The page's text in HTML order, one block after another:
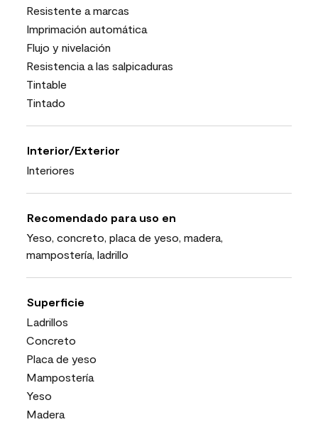
Resistente a marcas
Imprimación automática
Flujo y nivelación
Resistencia a las salpicaduras
Tintable
Tintado
Interior/Exterior
Interiores
Recomendado para uso en
Yeso, concreto, placa de yeso, madera,
mampostería, ladrillo
Superficie
Ladrillos
Concreto
Placa de yeso
Mampostería
Yeso
Madera